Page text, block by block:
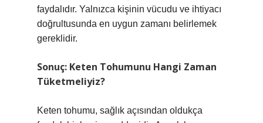
faydalıdır. Yalnızca kişinin vücudu ve ihtiyacı
doğrultusunda en uygun zamanı belirlemek
gereklidir.
Sonuç: Keten Tohumunu Hangi Zaman
Tüketmeliyiz?
Keten tohumu, sağlık açısından oldukça